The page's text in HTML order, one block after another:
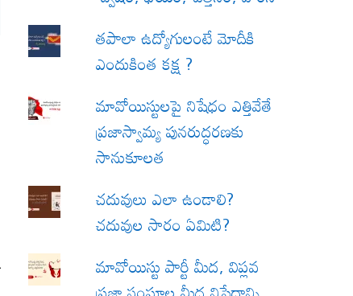
త‌పాలా ఉద్యోగులంటే మోదీకి
ఎందుకింత కక్ష ?
మావోయిస్టులపై నిషేధం ఎత్తివేతే
ప్రజాస్వామ్య పునరుద్ధరణకు
సానుకూలత
చదువులు ఎలా ఉండాలి?
చదువుల సారం ఏమిటి?
మావోయిస్టు పార్టీ మీద, విప్లవ